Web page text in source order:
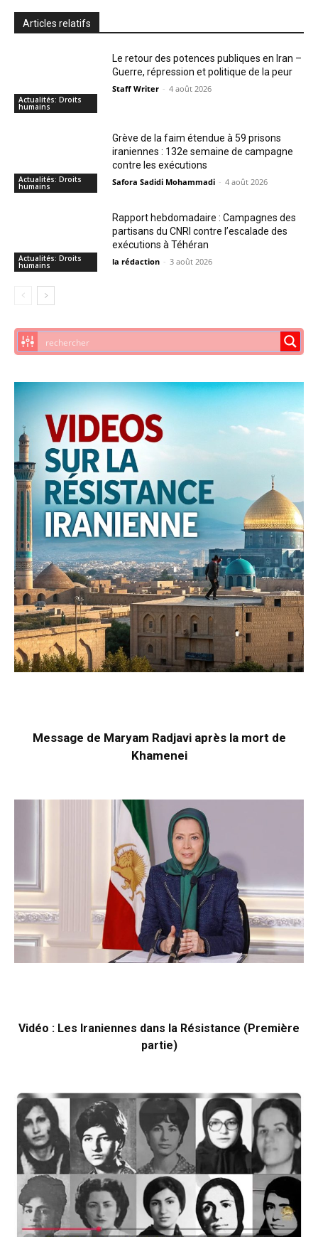
Articles relatifs
Actualités: Droits
humains
Le retour des potences publiques en Iran –
Guerre, répression et politique de la peur
Staff Writer - 4 août 2026
Actualités: Droits
humains
Grève de la faim étendue à 59 prisons
iraniennes : 132e semaine de campagne
contre les exécutions
Safora Sadidi Mohammadi - 4 août 2026
Actualités: Droits
humains
Rapport hebdomadaire : Campagnes des
partisans du CNRI contre l’escalade des
exécutions à Téhéran
la rédaction - 3 août 2026
Message de Maryam Radjavi après la mort de
Khamenei
Vidéo : Les Iraniennes dans la Résistance (Première
partie)